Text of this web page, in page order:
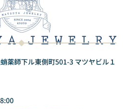
薬師下ル東側町501-3 マツヤビル１